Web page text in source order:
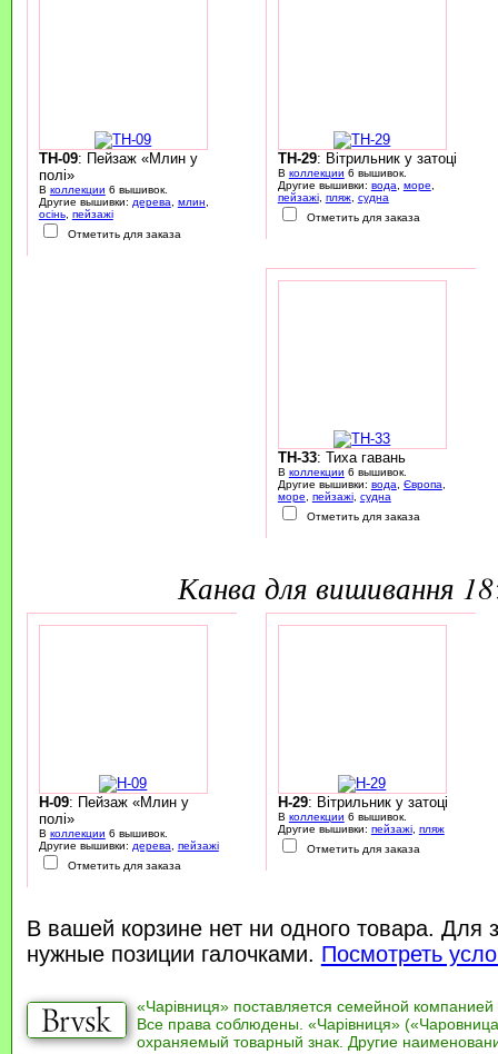
TH-09: Пейзаж «Млин у
полі»
В коллекции 6 вышивок.
Другие вышивки: дерева, млин,
осінь, пейзажі
Отметить для заказа
TH-29: Вітрильник у затоці
В коллекции 6 вышивок.
Другие вышивки: вода, море,
пейзажі, пляж, судна
Отметить для заказа
TH-33: Тиха гавань
В коллекции 6 вышивок.
Другие вышивки: вода, Європа,
море, пейзажі, судна
Отметить для заказа
канва для вишивання
H-09: Пейзаж «Млин у
полі»
В коллекции 6 вышивок.
Другие вышивки: дерева
пейзажі
Отметить для заказа
H-29: Вітрильник у затоці
В коллекции 6 вышивок.
Другие вышивки: пейзажі, пляж
Отметить для заказа
В вашей корзине нет ни одного товара. Для
нужные позиции галочками. Посмотреть
«Чарівниця» поставляется семейной компанией
Все права соблюдены. «Чарівниця»
охраняемый товарный знак. Другие